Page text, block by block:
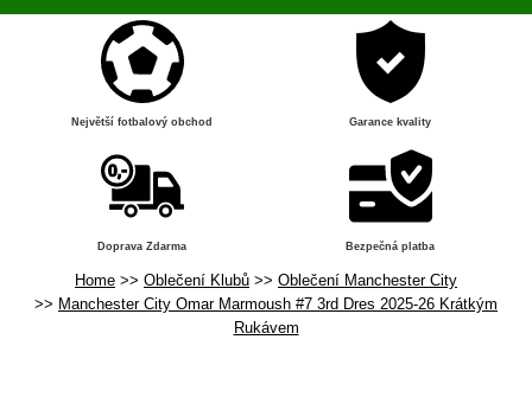
Největší fotbalový obchod Garance kvality
Doprava Zdarma Bezpečná platba
Home Oblečení Klubů
Oblečení Manchester City
Manchester City Omar Marmoush #7 3rd Dres 2025-26 Krátkým
Rukávem